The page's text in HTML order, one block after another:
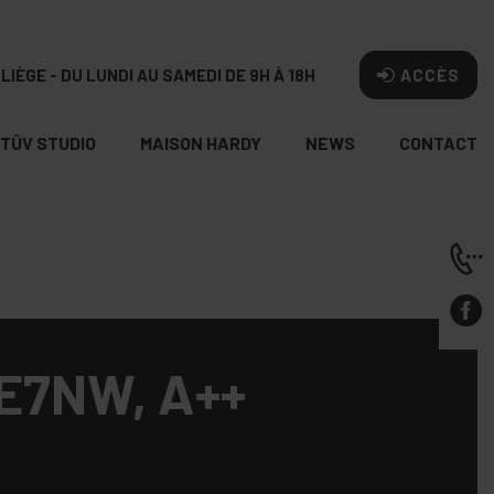
- DU LUNDI AU SAMEDI DE 9H À 18H ACCÈS
STUDIO MAISON HARDY NEWS CONTACT
A++